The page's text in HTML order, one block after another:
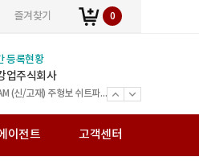
즐겨찾기 0
등록현황
인에스티
H-BEAM(중고) 주형보 쉬트파일 복공판 스크류잭 앵글잭 그 외 다수 제품 취급업체
사광호스틸
업주식회사
H-BEAM (신/고재) 주형보 쉬트파일 복공판 앵글 스크류잭 유압잭 앵글잭 ㄱ앵글 중고철강
타필터
볼타퓨리탑 가정용 볼타퓨리탑 산업용
민조경
조경시설 / 신제품 / 조합놀이시설 / 퍼골라 / 벤치 / 편의시설
사 민수강업
H빔 주형보 쉬트파일 복공판 앵글 스크류잭 유압잭 앵글잭 ㄱ앵글 중고철강
알
H-BEAM(신/고재) 주형보.쉬트파일.복공판.스크류잭.앵글잭.고철 外
원스틸
H빔 고철 스텐고철 압축고철 금속원료 재생업
대테크
틸주식회사
봉강(이형철근) H빔(신/고재) 데크, 각관, 환봉, C형강, 잔넬 각종 철강재 도소매
사 미래팩토리
수
운송 25톤 - 카고
물
운송 25톤 - 카고
투비네트워크화물
운송 5톤
설산업
가설재 임대/판매,시스템비계,시스템서포트,비계설치/해체
암아이템
전문건설업(금속구조물 창호공사업 조경시설물 설치공사업)면허 ISO9001(간이시설물)특허
경산업
H빔 주형보 중고철강 복공판 쉬트파일 앵글잭 스크류잭 그외 철강재
원철강
H-Beam(신/고재) 강관파일 주형보 복공판 앵글 스크류잭 앵글잭 철강 고철
상스틸
H-Beam(신/고재)/건축용 H빔/중고철강/주형보/ 쉬트파일/복공판/H형복공판/스크류잭/앵글잭/고철
이전트 고객센터